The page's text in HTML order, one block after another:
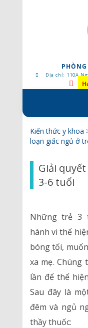
Địa chỉ: 110A
Kiến thức y khoa
loạn giấc ngủ ở
Giải
3-6 tuổi
Những trẻ 3
hành vi thể
bóng tối,
xa mẹ. Chúng
lần để thể
Sau đây là
đêm và ngủ
thầy thuốc: